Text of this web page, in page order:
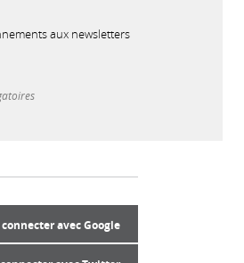
aux newsletters
connecter avec Google